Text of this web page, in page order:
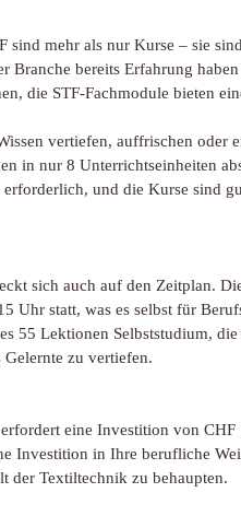
mehr als nur Kurse – sie
bereits Erfahrung
die STF-Fachmodule bieten
vertiefen, auffrischen oder
in nur 8 Unterrichtseinheiten
erforderlich, und die Kurse sind
sich auch auf den Zeitplan.
Uhr statt, was es selbst für
55 Lektionen Selbststudium,
Gelernte zu vertiefen.
eine Investition von
Investition in Ihre berufliche
der Textiltechnik zu behaupten.